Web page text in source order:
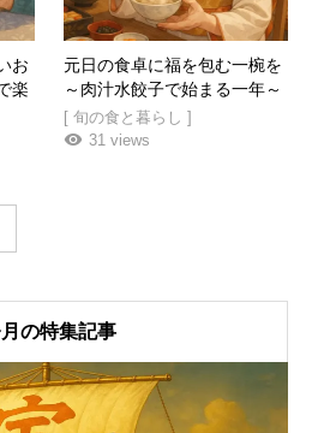
お
楽
元日の食卓に福を包む一椀を
～肉汁水餃子で始まる一年～
[ 旬の食と暮らし ]
31 views
の特集記事